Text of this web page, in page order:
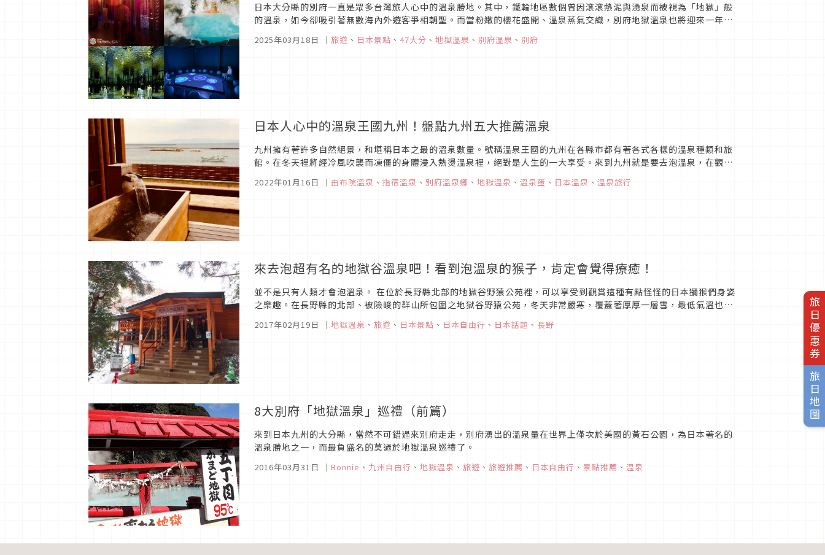
旅日優惠券
旅日地圖
日本大分縣的別府一直是眾多台灣旅人心中的溫泉勝地。其中，鐵輪地區數個曾因滾滾熱泥與湧泉而被視為「地獄」般
的溫泉，如今卻吸引著無數海內外遊客爭相朝聖。而當粉嫩的櫻花盛開、溫泉蒸氣交織，別府地獄溫泉也將迎來一年之
中最美麗的時刻。在進行別府地獄巡禮或是徹底放鬆泡湯之前，推薦走訪2022 年12 月全新開幕...
2025年03月18日 ｜ 旅遊 、 日本景點 、 47大分 、 地獄溫泉 、 別府温泉 、 別府
日本人心中的溫泉王國九州！盤點九州五大推薦溫泉
九州擁有著許多自然絕景，和堪稱日本之最的溫泉數量。號稱溫泉王國的九州在各縣市都有著各式各樣的溫泉種類和旅
館。在冬天裡將經冷風吹襲而凍僵的身體浸入熱燙溫泉裡，絕對是人生的一大享受。來到九州就是要去泡溫泉，在觀光
遊歷的一天後在被大自然包圍的天然溫泉裡能將旅遊的疲憊一掃而空。九州除了可以泡的溫泉以外，還有...
2022年01月16日 ｜ 由布院溫泉 、 指宿溫泉 、 別府溫泉鄉 、 地獄溫泉 、 溫泉蛋 、 日本溫泉 、 溫泉旅行
來去泡超有名的地獄谷溫泉吧！看到泡溫泉的猴子，肯定會覺得療癒！
並不是只有人類才會泡溫泉。 在位於長野縣北部的地獄谷野猿公苑裡，可以享受到觀賞這種有點怪怪的日本獼猴們身姿
之樂趣。在長野縣的北部、被險峻的群山所包圍之地獄谷野猿公苑，冬天非常嚴寒，覆蓋著厚厚一層雪，最低氣溫也會
2017年02月19日 ｜ 地獄溫泉 、 旅遊 、 日本景點 、 日本自由行 、 日本話題 、 長野
8大別府「地獄溫泉」巡禮（前篇）
來到日本九州的大分縣，當然不可錯過來別府走走，別府湧出的溫泉量在世界上僅次於美國的黃石公園，為日本著名的
溫泉勝地之一，而最負盛名的莫過於地獄溫泉巡禮了。
2016年03月31日 ｜ Bonnie 、 九州自由行 、 地獄溫泉 、 旅遊 、 旅遊推薦 、 日本自由行 、 景點推薦 、 温泉